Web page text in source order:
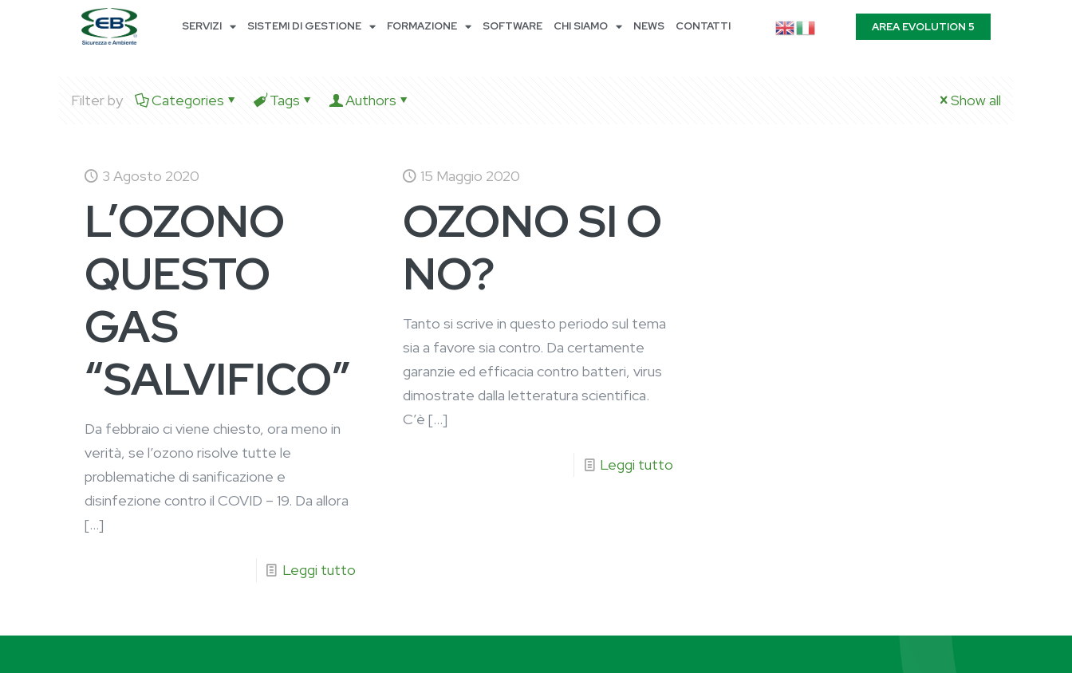
SERVIZI SISTEMI DI GESTIONE FORMAZIONE SOFTWARE CHI SIAMO NEWS CONTATTI AREA EVOLUTION 5
Filter by Categories Tags Authors Show all
3 Agosto 2020
L’OZONO
QUESTO
GAS
“SALVIFICO”
Da febbraio ci viene chiesto, ora meno in
verità, se l’ozono risolve tutte le
problematiche di sanificazione e
disinfezione contro il COVID – 19. Da allora
[…]
Leggi tutto
15 Maggio 2020
OZONO SI O
NO?
Tanto si scrive in questo periodo sul tema
sia a favore sia contro. Da certamente
garanzie ed efficacia contro batteri, virus
dimostrate dalla letteratura scientifica.
C’è […]
Leggi tutto